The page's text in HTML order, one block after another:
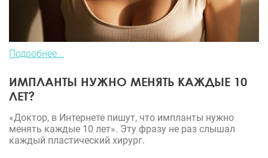
Подробнее...
ИМПЛАНТЫ НУЖНО МЕНЯТЬ КАЖДЫЕ 10
ЛЕТ?
«Доктор, в Интернете пишут, что импланты нужно
менять каждые 10 лет». Эту фразу не раз слышал
каждый пластический хирург.